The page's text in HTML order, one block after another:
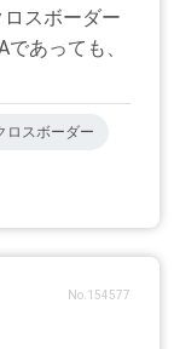
スボーダー
あっても、
ロスボーダー
No.154577